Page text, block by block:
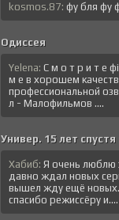
kosmos.87: фу бля фу
Одиссея
Yelena: C м o т p и т e
м е в хopoшем
профессиональной
л - Малофильмов ....
Универ. 15 лет спустя
Хабиб: Я очень люблю
давно ждал новых
вышел жду ещё
спасибо режиссёру и....